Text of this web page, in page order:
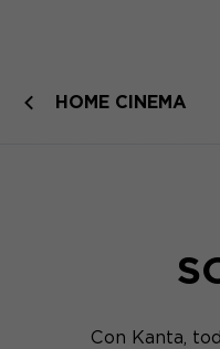
HOME CINEMA
Con Kanta,